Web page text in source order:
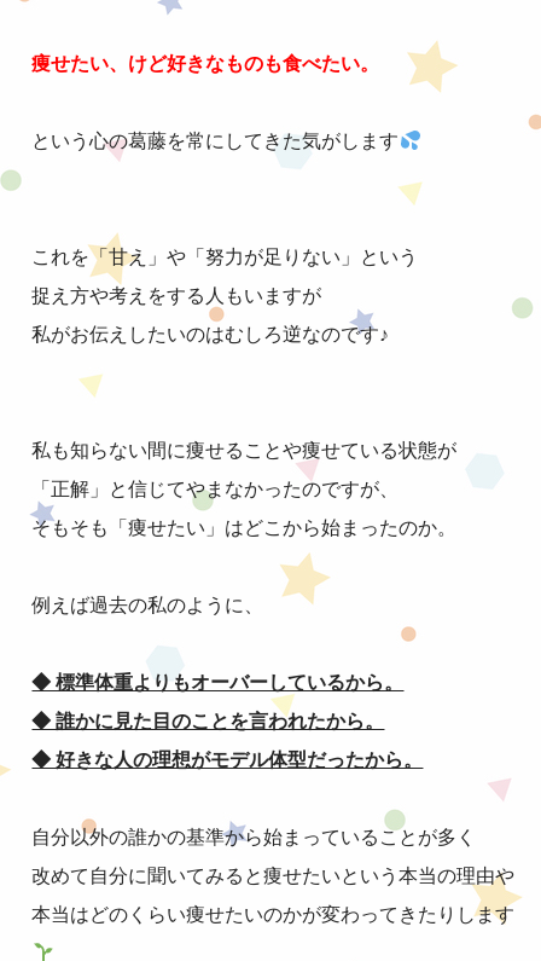
痩せたい、けど好きなものも食べたい。
という心の葛藤を常にしてきた気がします
これを「甘え」や「努力が足りない」という
捉え方や考えをする人もいますが
私がお伝えしたいのはむしろ逆なのです♪
私も知らない間に痩せることや痩せている状態が
「正解」と信じてやまなかったのですが、
そもそも「痩せたい」はどこから始まったのか。
例えば過去の私のように、
◆ 標準体重よりもオーバーしているから。
◆ 誰かに見た目のことを言われたから。
◆ 好きな人の理想がモデル体型だったから。
自分以外の誰かの基準から始まっていることが多く
改めて自分に聞いてみると痩せたいという本当の理由や
本当はどのくらい痩せたいのかが変わってきたりします